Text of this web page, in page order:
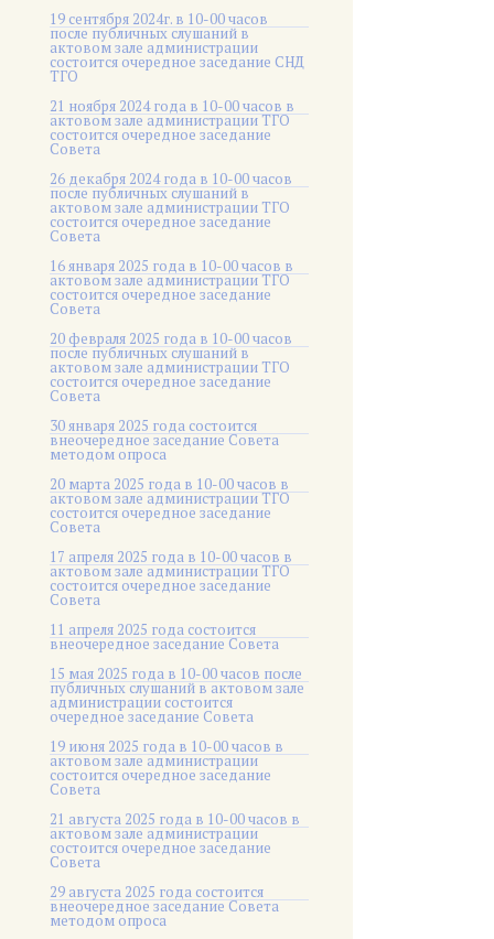
19 сентября 2024г. в 10-00 часов
после публичных слушаний в
актовом зале администрации
состоится очередное заседание СНД
ТГО
21 ноября 2024 года в 10-00 часов в
актовом зале администрации ТГО
состоится очередное заседание
Совета
26 декабря 2024 года в 10-00 часов
после публичных слушаний в
актовом зале администрации ТГО
состоится очередное заседание
Совета
16 января 2025 года в 10-00 часов в
актовом зале администрации ТГО
состоится очередное заседание
Совета
20 февраля 2025 года в 10-00 часов
после публичных слушаний в
актовом зале администрации ТГО
состоится очередное заседание
Совета
30 января 2025 года состоится
внеочередное заседание Совета
методом опроса
20 марта 2025 года в 10-00 часов в
актовом зале администрации ТГО
состоится очередное заседание
Совета
17 апреля 2025 года в 10-00 часов в
актовом зале администрации ТГО
состоится очередное заседание
Совета
11 апреля 2025 года состоится
внеочередное заседание Совета
15 мая 2025 года в 10-00 часов после
публичных слушаний в актовом зале
администрации состоится
очередное заседание Совета
19 июня 2025 года в 10-00 часов в
актовом зале администрации
состоится очередное заседание
Совета
21 августа 2025 года в 10-00 часов в
актовом зале администрации
состоится очередное заседание
Совета
29 августа 2025 года состоится
внеочередное заседание Совета
методом опроса